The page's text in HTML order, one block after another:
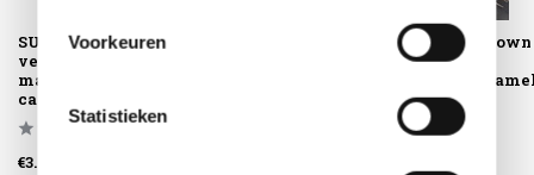
Voorkeuren
Statistieken
SUNS Luxe Gazebo
verlenging
manuele shutters
camel...
€3.299,00
SUNS up en down
zijschermen
handmatig
sand